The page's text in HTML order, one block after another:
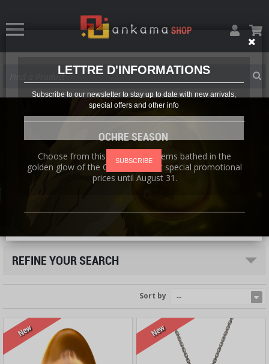
LETTRE D'INFORMATIONS
Subscribe to our newsletter to stay up to date with new arrivals,
special offers and other info
SUBSCRIBE
OCHRE SEASON
Choose from this selection of items bathed in the
golden glow of the Ochre Dofus at special promotional
prices until August 31.
REFINE YOUR SEARCH
Sort by --
New New